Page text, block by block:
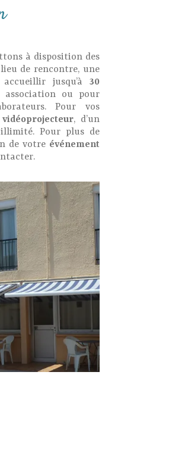
à disposition des
lieu de rencontre, une
jusqu’à 30
ou pour
Pour vos
vidéoprojecteur, d’un
Pour plus de
de votre événement